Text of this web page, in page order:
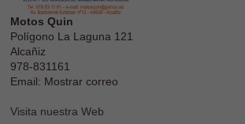
Motos Quin
Polígono La Laguna 121
Alcañiz
978-831161
Email: Mostrar correo
Visita nuestra Web